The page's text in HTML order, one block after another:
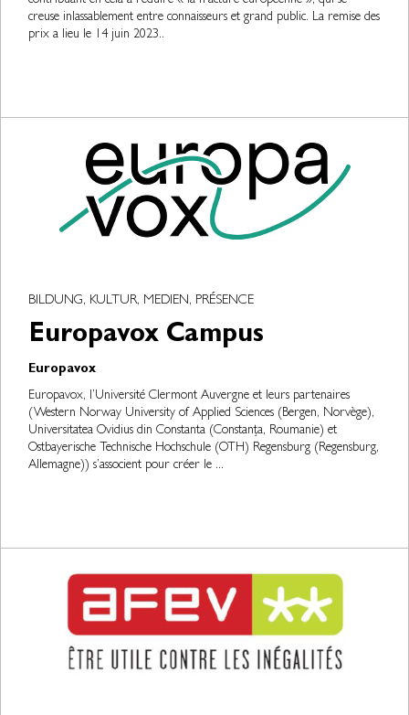
creuse inlassablement entre connaisseurs et grand public. La remise des
prix a lieu le 14 juin 2023..
BILDUNG, KULTUR, MEDIEN, PRÉSENCE
Europavox Campus
Europavox
Europavox, l’Université Clermont Auvergne et leurs partenaires
(Western Norway University of Applied Sciences (Bergen, Norvège),
Universitatea Ovidius din Constanta (Constanța, Roumanie) et
Ostbayerische Technische Hochschule (OTH) Regensburg (Regensburg,
Allemagne)) s’associent pour créer le ...